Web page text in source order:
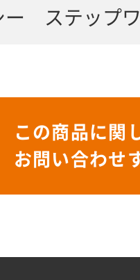
ー ステップ
この商品に関
お問い合わせ